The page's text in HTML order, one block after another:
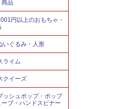
商品
円以上のおもちゃ・
いぐるみ・人形
ライム
クイーズ
ッシュポップ・ポップ
ーブ・ハンドスピナー